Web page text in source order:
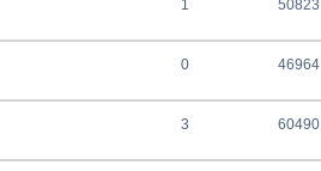
1 50823
0 46964
3 60490